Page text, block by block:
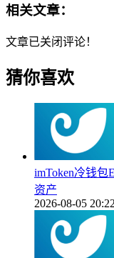
相关文章：
文章已关闭评论！
猜你喜欢
imToken冷钱包
资产
2026-08-05